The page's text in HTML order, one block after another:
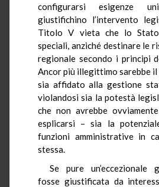
configurarsi esigenze
giustifichino l’intervento
Titolo V vieta che lo
speciali, anziché destinare le
regionale secondo i principi
Ancor più illegittimo sarebbe
sia affidato alla gestione
violandosi sia la potestà
che non avrebbe
esplicarsi – sia la
funzioni amministrative in
stessa.
Se pure un’eccezionale
fosse giustificata da